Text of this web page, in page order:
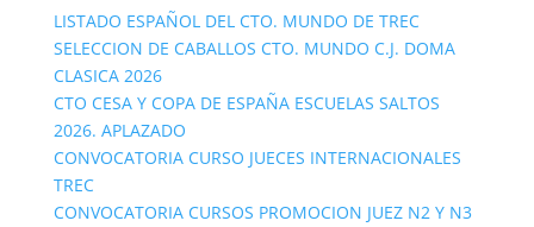
LISTADO ESPAÑOL DEL CTO. MUNDO DE TREC
SELECCION DE CABALLOS CTO. MUNDO C.J. DOMA
CLASICA 2026
CTO CESA Y COPA DE ESPAÑA ESCUELAS SALTOS
2026. APLAZADO
CONVOCATORIA CURSO JUECES INTERNACIONALES
TREC
CONVOCATORIA CURSOS PROMOCION JUEZ N2 Y N3